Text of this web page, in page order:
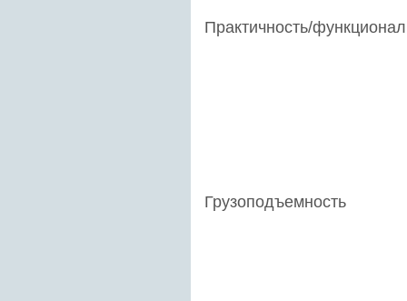
Практичность/
Грузоподъемность